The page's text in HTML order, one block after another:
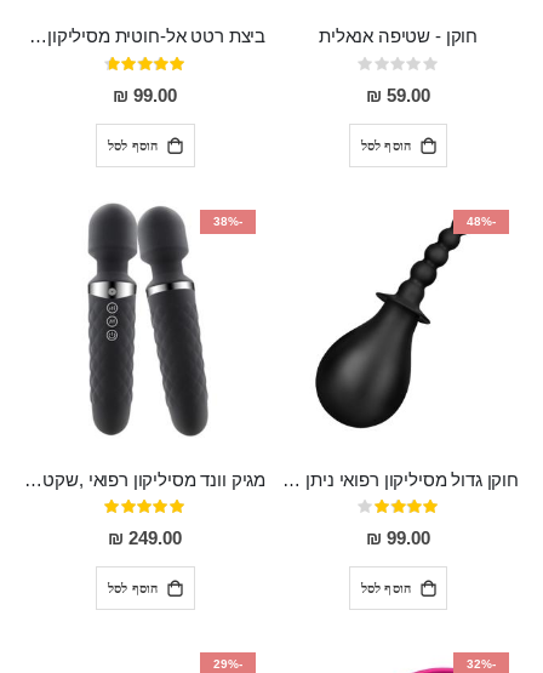
חוקן - שטיפה אנאלית
Rating:
0%
59.00 ₪
הוסף לסל
ביצת רטט אל-חוטית מסיליקון רפואי בגודל של 8 ס"מ ורוחב 3 ס"מ בעלת 20 מהירויות שונות "ENKI"
דירוג:
93%
99.00 ₪
הוסף לסל
-48%
חוקן גדול מסיליקון רפואי ניתן לשימוש גם כפלאג וגם כחרוזים אנאלים
דירוג:
80%
99.00 ₪
הוסף לסל
-38%
מגיק וונד מסיליקון רפואי ,שקט במיוחד, נטען בעל 10 מהירויות שונות "Erna"
דירוג:
100%
249.00 ₪
הוסף לסל
-32%
-29%